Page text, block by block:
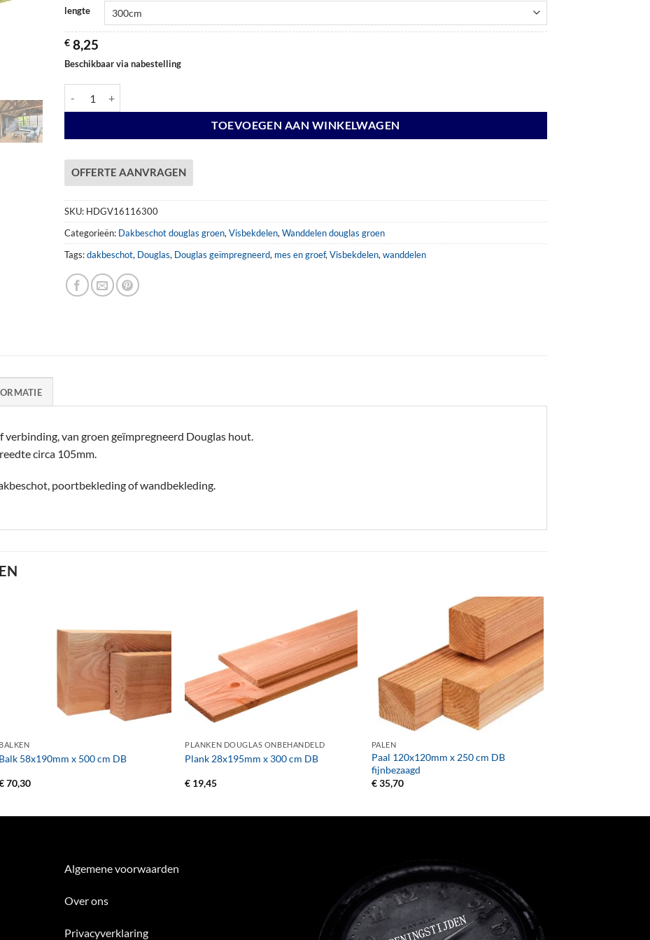
lengte
€ 8,25
Beschikbaar via nabestelling
TOEVOEGEN AAN WINKELWAGEN
OFFERTE AANVRAGEN
SKU: HDGV16116300
Categorieën: Dakbeschot douglas groen, Visbekdelen, Wanddelen douglas groen
Tags:dakbeschot, Douglas, Douglas geïmpregneerd, mes en groef, Visbekdelen, wanddelen
verbinding, van groen geïmpregneerd Douglas hout.
circa 105mm.
poortbekleding of wandbekleding.
BALKEN
Balk 58x190mm x 500 cm DB
70,30
+
PLANKEN DOUGLAS ONBEHANDELD
Plank 28x195mm x 300 cm DB
€ 19,45
+
PALEN
Paal 120x120mm x 250 cm DB
fijnbezaagd
€35,70
Algemene voorwaarden
Over ons
Privacyverklaring